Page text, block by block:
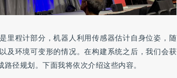
里程计部分，机器人利用传感器估计自身位姿，随
及环境可变形的情况。在构建系统之后，我们会获
径规划。下面我将依次介绍这些内容。